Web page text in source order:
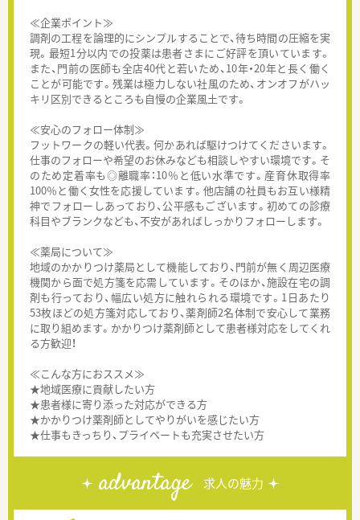
≪企業ポイント≫
調剤の工程を論理的にシンプルすることで、待ち時間の圧縮を実
現。最短1分以内での投薬は患者さまにご好評を頂いています。
また、門前の医師も全店40代と若いため、10年・20年と長く働く
ことが可能です。残業は極力しない社風のため、オンオフがハッ
キリ区別できるところも自慢の企業風土です。
≪安心のフォロー体制≫
フットワークの軽い代表。何かあれば駆けつけてくださいます。
仕事のフォローや希望のお休みなども相談しやすい環境です。そ
のため定着率も◎離職率：10％と低い水準です。産育休取得率
100％と働く女性を応援しています。他店舗の社員もお互い様精
神でフォローしあっており、公平感もございます。初めての診療
科目やブランクなども、不安があればしっかりフォローします。
≪薬局について≫
地域のかかりつけ薬局として機能しており、門前が無く周辺医療
機関から面で処方箋を応需しています。そのほか、施設在宅の調
剤も行っており、幅広い処方に触れられる環境です。1日あたり
53枚ほどの処方箋対応しており、薬剤師2名体制で安心して業務
に取り組めます。かかりつけ薬剤師として患者様対応をしてくれ
る方歓迎！
≪こんな方におススメ≫
★地域医療に貢献したい方
★患者様に寄り添った対応ができる方
★かかりつけ薬剤師としてやりがいを感じたい方
★仕事もきっちり、プライベートも充実させたい方
advantage 求人の魅力